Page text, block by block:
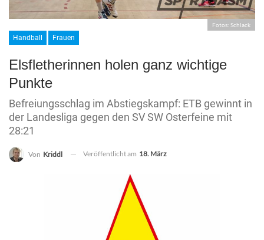
Fotos: Schlack
Handball Frauen
Elsfletherinnen holen ganz wichtige
Punkte
Befreiungsschlag im Abstiegskampf: ETB gewinnt in
der Landesliga gegen den SV SW Osterfeine mit
28:21
Von Kriddl Veröffentlicht am 18. März